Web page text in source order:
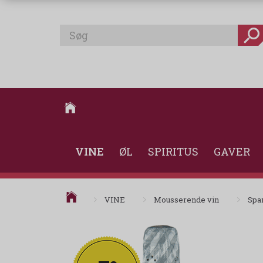
VINE ØL SPIRITUS GAVER
VINE Mousserende vin